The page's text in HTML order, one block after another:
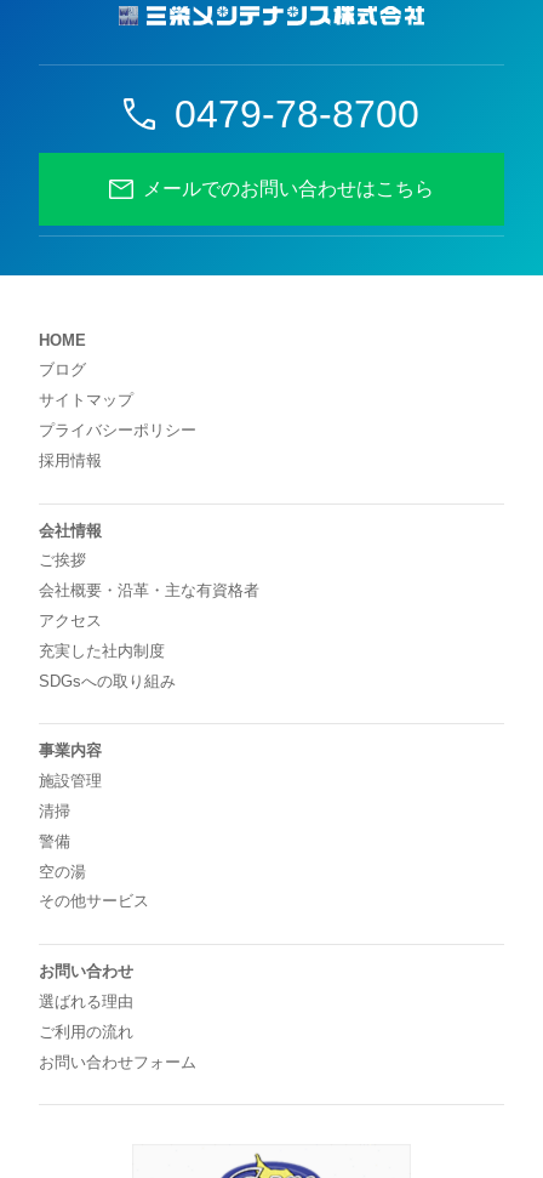
0479-78-8700
メールでのお問い合わせはこちら
HOME
ブログ
サイトマップ
プライバシーポリシー
採用情報
会社情報
ご挨拶
会社概要・沿革・主な有資格者
アクセス
充実した社内制度
SDGsへの取り組み
事業内容
施設管理
清掃
警備
空の湯
その他サービス
お問い合わせ
選ばれる理由
ご利用の流れ
お問い合わせフォーム